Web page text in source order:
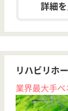
リハビリホームボン
無資格未経験歓迎☆資
JR南武線津田山駅より
けホームを全国展開、
有料老人ホームです！
生・研修制度・教育制